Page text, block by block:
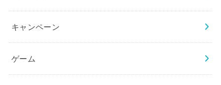
キャンペーン
ゲーム